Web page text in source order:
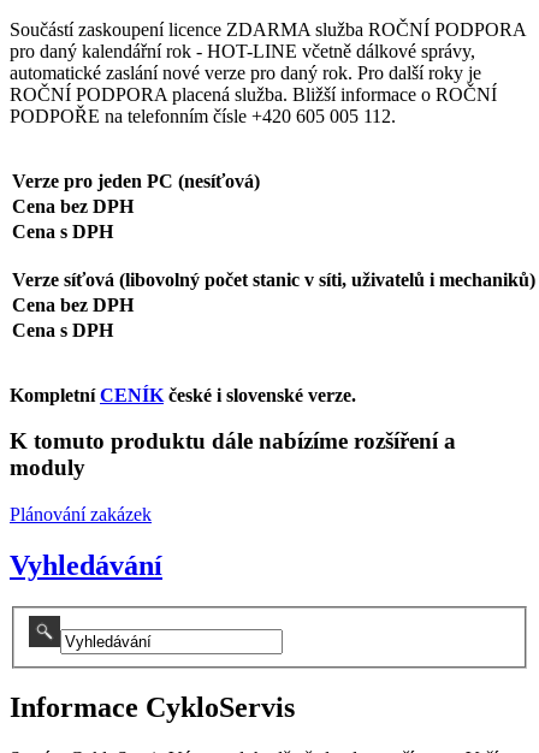
Součástí zaskoupení licence ZDARMA služba ROČNÍ PODPORA
pro daný kalendářní rok - HOT-LINE včetně dálkové správy,
automatické zaslání nové verze pro daný rok. Pro další roky je
ROČNÍ PODPORA placená služba. Bližší informace o ROČNÍ
PODPOŘE na telefonním čísle +420 605 005 112.
Verze pro jeden PC (nesíťová)
Cena bez DPH
Cena s DPH
Verze síťová (libovolný počet stanic v síti, uživatelů i mechaniků)
Cena bez DPH
Cena s DPH
KompletníCENÍK české i slovenské verze.
K tomuto produktu dále nabízíme rozšíření a
moduly
Plánování zakázek
Vyhledávání
Informace CykloServis